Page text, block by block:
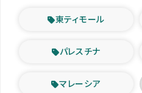
東ティモール
パレスチナ
マレーシア